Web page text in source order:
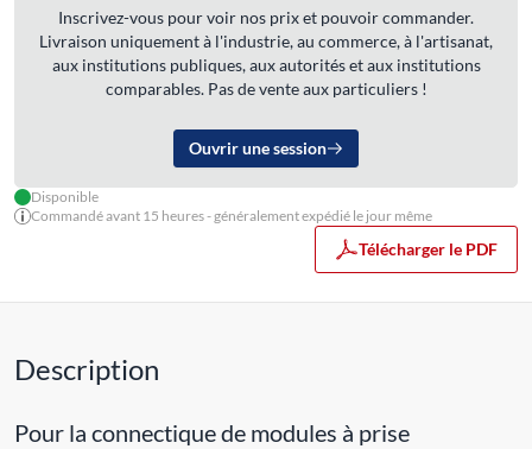
Inscrivez-vous pour voir nos prix et pouvoir commander.
Livraison uniquement à l'industrie, au commerce, à l'artisanat,
aux institutions publiques, aux autorités et aux institutions
comparables. Pas de vente aux particuliers !
Ouvrir une session
Disponible
Commandé avant 15 heures - généralement expédié le jour même
Télécharger le PDF
Description
Pour la connectique de modules à prise